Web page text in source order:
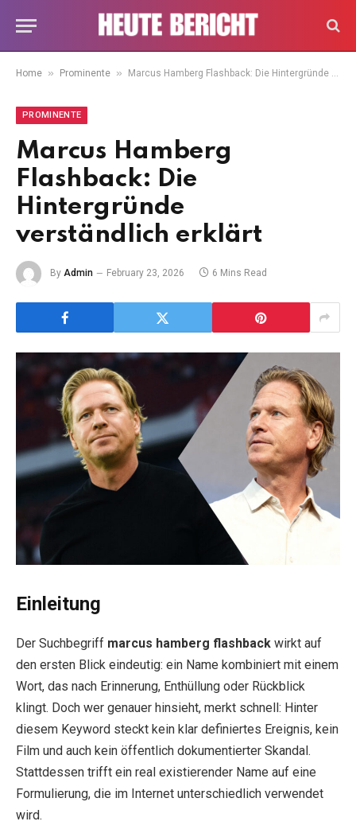
Home » Prominente » Marcus Hamberg Flashback: Die Hintergründe verständlich erklärt
PROMINENTE
Marcus Hamberg
Flashback: Die
Hintergründe
verständlich erklärt
By Admin February 23, 2026 6 Mins Read
Einleitung
Der Suchbegriff marcus hamberg flashback wirkt auf
den ersten Blick eindeutig: ein Name kombiniert mit einem
Wort, das nach Erinnerung, Enthüllung oder Rückblick
klingt. Doch wer genauer hinsieht, merkt schnell: Hinter
diesem Keyword steckt kein klar definiertes Ereignis, kein
Film und auch kein öffentlich dokumentierter Skandal.
Stattdessen trifft ein real existierender Name auf eine
Formulierung, die im Internet unterschiedlich verwendet
wird.